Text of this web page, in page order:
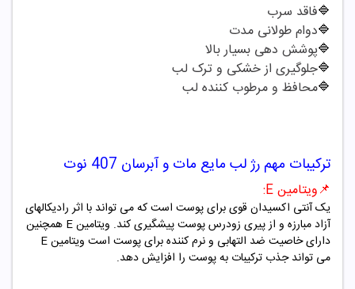
🔷فاقد سرب
🔷دوام طولانی مدت
🔷پوشش دهی بسیار بالا
🔷جلوگیری از خشکی و ترک لب
🔷محافظ و مرطوب کننده لب
ترکیبات مهم رژ لب مایع مات و آبرسان 407 نوت
📌ویتامینE
:
یک آنتی اکسیدان قوی برای پوست است که می تواند با اثر رادیکالهای
آزاد مبارزه و از پیری زودرس پوست پیشگیری کند. ویتامینE همچنین
دارای خاصیت ضد التهابی و نرم کننده برای پوست است ویتامینE
می تواند جذب ترکیبات به پوست را افزایش دهد.